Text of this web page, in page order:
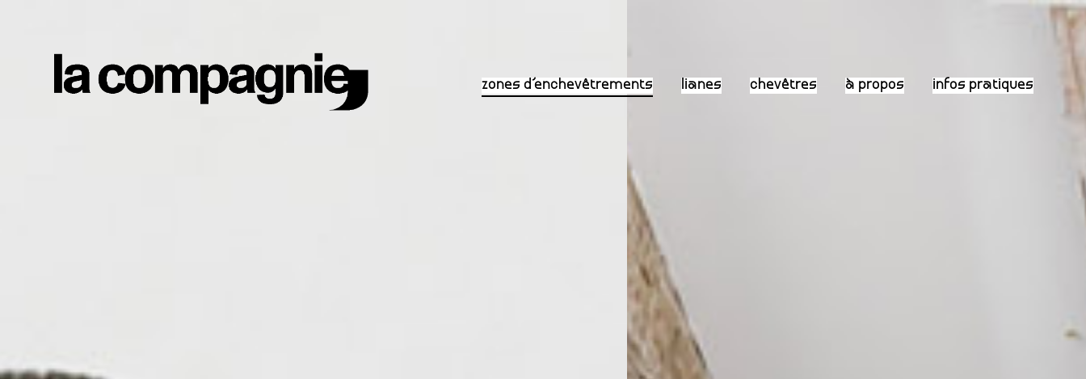
zones d’enchevêtrements lianes chevêtres à propos infos pratiques